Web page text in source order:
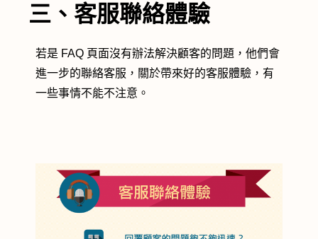
三、客服聯絡體驗
若是 FAQ 頁面沒有辦法解決顧客的問題，他們會
進一步的聯絡客服，關於帶來好的客服體驗，有
一些事情不能不注意。